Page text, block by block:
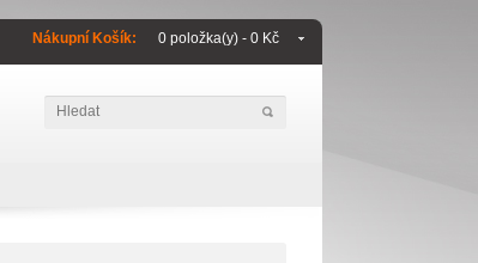
Nákupní Košík: 0 položka(y) - 0 Kč